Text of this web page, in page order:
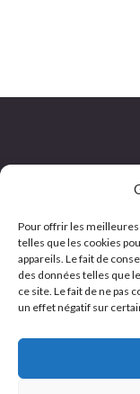
Pour offrir les
telles que les cookies
appareils. Le fait de
des données telles que
ce site. Le fait de ne pas
un effet négatif sur
8 rue de la
PA La Blanchisserie
59510 HEM